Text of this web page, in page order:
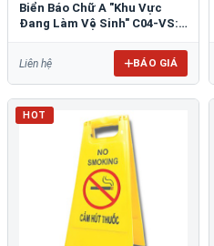
Biển Báo Chữ A "Khu Vực
Đang Làm Vệ Sinh" C04-VS:
Liên hệ BÁO GIÁ
HOT